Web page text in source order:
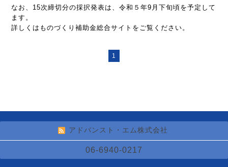
なお、15次締切分の採択発表は、令和５年9月下旬頃を予定して
ます。
詳しくはものづくり補助金総合サイトをご覧ください。
1
アドバンスト・エム株式会社
06-6940-0217